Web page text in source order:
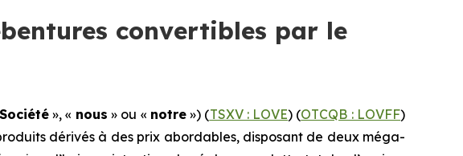
convertibles par le
Société», « nous » ou « notre») (TSXV : LOVE) (OTCQB : LOVFF)
dérivés à des prix abordables, disposant de deux méga-